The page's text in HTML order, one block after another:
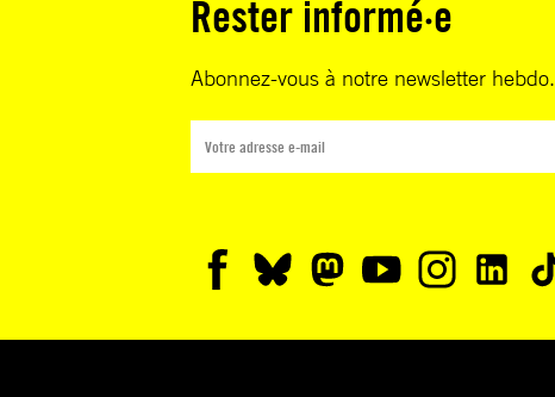
Rester informé·e
Abonnez-vous à notre newsletter hebdo.